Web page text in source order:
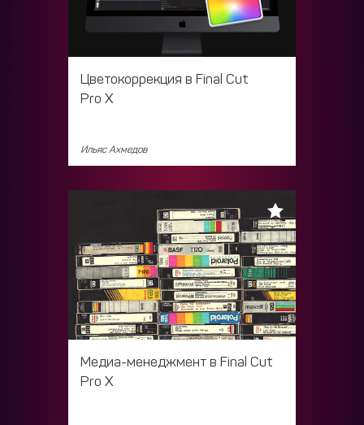
Цветокоррекция в Final Cut
Pro X
Ильяс Ахмедов
Медиа-менеджмент в Final Cut
Pro X